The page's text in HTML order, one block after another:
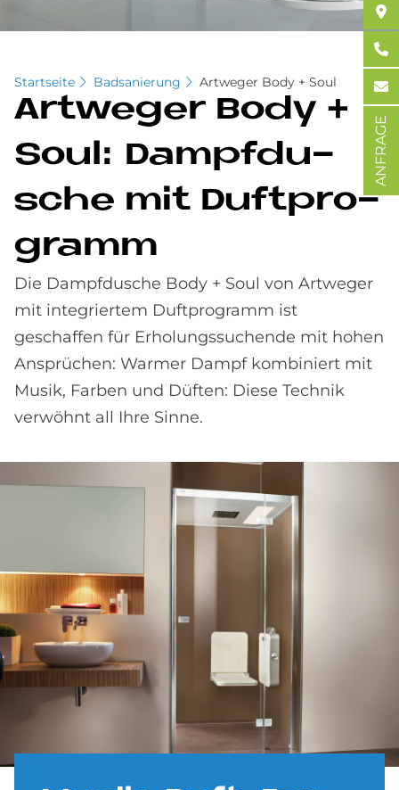
Startseite Badsanierung Artweger Body + Soul
Art­we­ger Body +
Soul: Dampf­du­
sche mit Duft­pro­
gramm
Die Dampfdusche Body + Soul von Artweger
mit integriertem Duftprogramm ist
geschaffen für Erholungssuchende mit hohen
Ansprüchen: Warmer Dampf kombiniert mit
Musik, Farben und Düften: Diese Technik
verwöhnt all Ihre Sinne.
ANFRAGE